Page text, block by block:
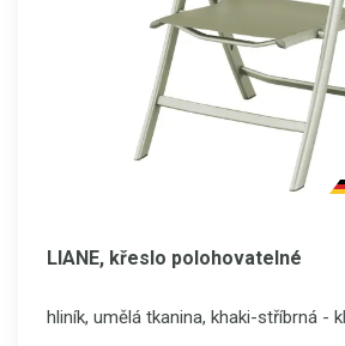
LIANE, křeslo polohovatelné
hliník, umělá tkanina, khaki-stříbrná -